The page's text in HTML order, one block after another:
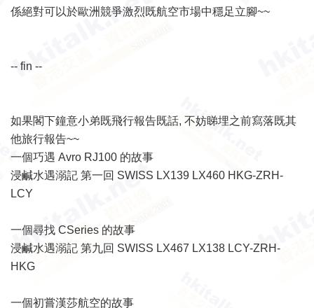
係絕對可以於歐洲競爭激烈既航空市場中穩足立腳~~
-- fin --
如果閣下鐘意小弟既飛行報告既話, 不妨睇埋之前寫落既其
他旅行報告~~
一個巧遇 Avro RJ100 的故事
浸鹹水遇溺記 第一回 SWISS LX139 LX460 HKG-ZRH-
LCY
一個尋找 CSeries 的故事
浸鹹水遇溺記 第九回 SWISS LX467 LX138 LCY-ZRH-
HKG
一個初嘗漢莎航空的故事